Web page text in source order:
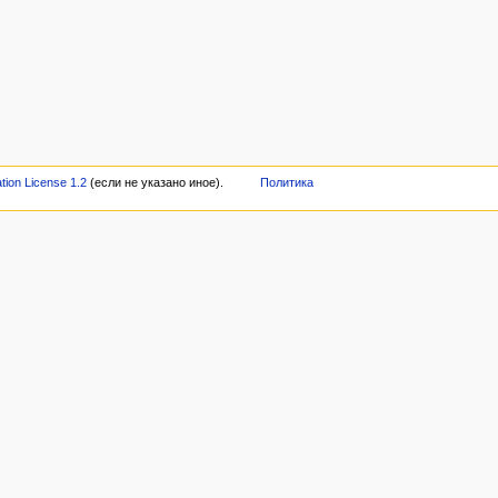
License 1.2(если не указано иное). Политика